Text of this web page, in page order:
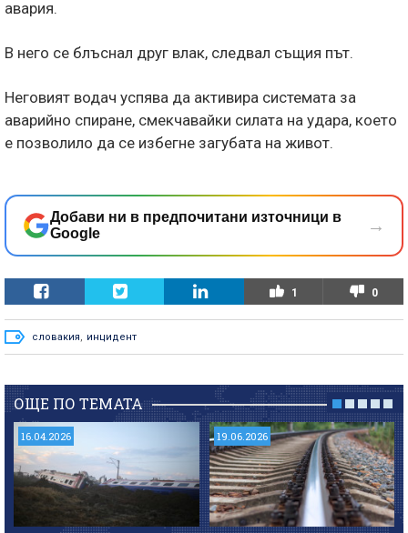
авария.
В него се блъснал друг влак, следвал същия път.
Неговият водач успява да активира системата за
аварийно спиране, смекчавайки силата на удара, което
е позволило да се избегне загубата на живот.
Добави ни в предпочитани източници в
Google
→
1 0
словакия, инцидент
ОЩЕ ПО ТЕМАТА
16.04.2026 19.06.2026